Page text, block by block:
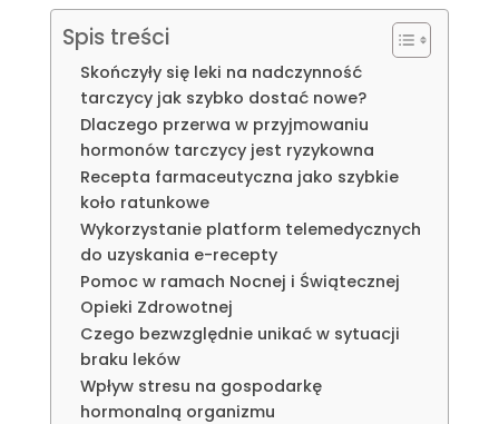
Spis treści
Skończyły się leki na nadczynność
tarczycy jak szybko dostać nowe?
Dlaczego przerwa w przyjmowaniu
hormonów tarczycy jest ryzykowna
Recepta farmaceutyczna jako szybkie
koło ratunkowe
Wykorzystanie platform telemedycznych
do uzyskania e-recepty
Pomoc w ramach Nocnej i Świątecznej
Opieki Zdrowotnej
Czego bezwzględnie unikać w sytuacji
braku leków
Wpływ stresu na gospodarkę
hormonalną organizmu